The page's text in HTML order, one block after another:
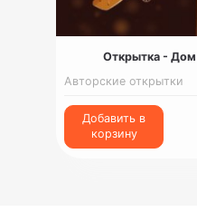
Открытка -
Авторские открытки
Добавить в
корзину